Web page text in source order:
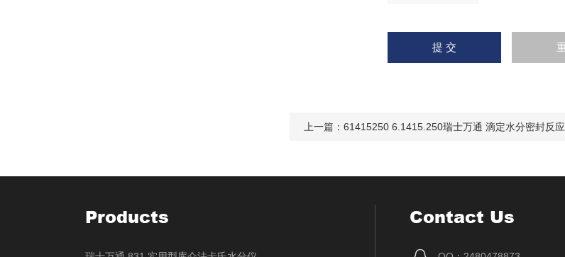
上一篇： 61415250 6.1415.250瑞士万通 滴定水分密封反应杯杯50ml -150ML
Products Contact Us